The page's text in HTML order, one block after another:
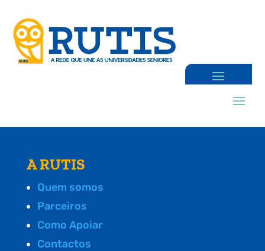
A RUTIS
Quem somos
Parceiros
Como Apoiar
Contactos